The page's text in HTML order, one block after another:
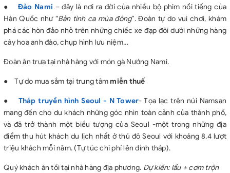
● Đảo Nami – đây là nơi ra đời của nhiều bộ phim nổi tiếng của
Hàn Quốc như “Bản tình ca mùa đông”. Đoàn tự do vui chơi, khám
phá các hòn đảo nhỏ trên những chiếc xe đạp đôi dưới những hàng
cây hoa anh đào, chụp hình lưu niệm…
Đoàn ăn trưa tại nhà hàng với món gà Nướng Nami.
●Tự do mua sắm tại trung tâm miễn thuế
● Tháp truyền hình Seoul - N Tower- Tọa lạc trên núi Namsan
mang đến cho du khách những góc nhìn toàn cảnh của thành phố,
và đã trở thành một biểu tượng của Seoul -một trong những địa
điểm thu hút khách du lịch nhất ở thủ đô Seoul với khoảng 8.4 lượt
triệu khách mỗi năm. (Tự túc chi phí lên đỉnh tháp).
Quý khách ăn tối tại nhà hàng địa phương. Dự kiến:lẩu + cơm trộn